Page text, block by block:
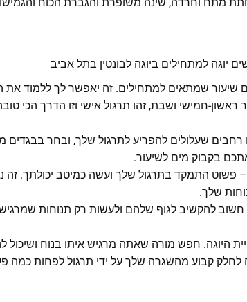
יוגה למתחילים ביוגה לבונטין בתל אביב
שמתאים למתחילים. זה יאפשר לך ללמוד את
ראשון-חמישי ושבת, זהו תרגול אישי וזו הדרך הכי
שעלולים להפריע לתרגול שלך, ובחר בבגדים
בקבוק מים לשיעור.
התמקד בתרגול שלך ועשה כמיטב יכולתך. זה
שלך.
חשוב להקשיב לגוף שלהם ולעשות רק תנוחות
חפש מורה שאתה מרגיש איתו בנוח ושיכול
לחלק קבוע מהשגרה שלך על ידי תרגול לפחות כמה